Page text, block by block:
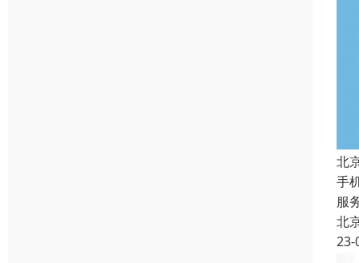
北
手
服
北
23-